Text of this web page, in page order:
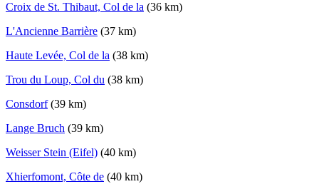
Croix de St. Thibaut, Col de la (36 km)
L'Ancienne Barrière (37 km)
Haute Levée, Col de la (38 km)
Trou du Loup, Col du (38 km)
Consdorf(39 km)
Lange Bruch (39 km)
Weisser Stein (Eifel) (40 km)
Xhierfomont, Côte de (40 km)